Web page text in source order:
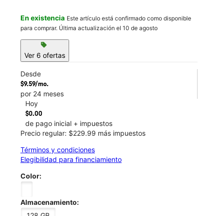
En existencia Este artículo está confirmado como disponible
para comprar. Última actualización el 10 de agosto
sell
Ver 6 ofertas
Desde
$9.59/mo.
por 24 meses
Hoy
$0.00
de pago inicial + impuestos
Precio regular: $229.99 más impuestos
Términos y condiciones
Elegibilidad para financiamiento
Color:
Almacenamiento: